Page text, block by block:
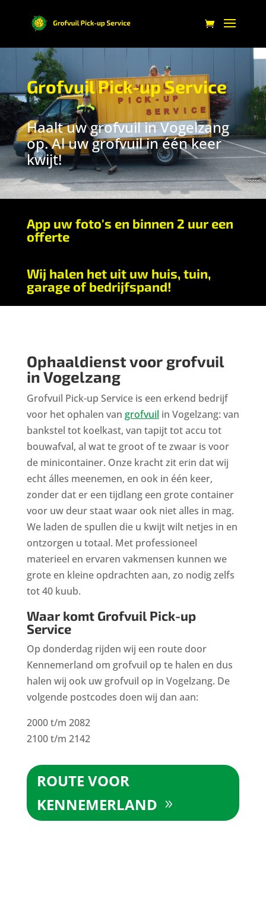
Grofvuil Pick-up Service
Haalt uw grofvuil in Vogelzang
op. Al uw grofvuil in één keer
kwijt!
App uw foto's en binnen 2 uur een
offerte
Wij halen het uit uw huis, tuin,
garage of bedrijfspand!
Ophaaldienst voor grofvuil
in Vogelzang​
Grofvuil Pick-up Service is een erkend bedrijf
voor het ophalen van grofvuil in Vogelzang: van
bankstel tot koelkast, van tapijt tot accu tot
bouwafval, al wat te groot of te zwaar is voor
de minicontainer. Onze kracht zit erin dat wij
echt álles meenemen, en ook in één keer,
zonder dat er een tijdlang een grote container
voor uw deur staat waar ook niet alles in mag.
We laden de spullen die u kwijt wilt netjes in en
ontzorgen u totaal. Met professioneel
materieel en ervaren vakmensen kunnen we
grote en kleine opdrachten aan, zo nodig zelfs
tot 40 kuub.
Waar komt Grofvuil Pick-up
Service
Op donderdag rijden wij een route door
Kennemerland om grofvuil op te halen en dus
halen wij ook uw grofvuil op in Vogelzang. De
volgende postcodes doen wij dan aan:
2000 t/m 2082
2100 t/m 2142
ROUTE VOOR
KENNEMERLAND